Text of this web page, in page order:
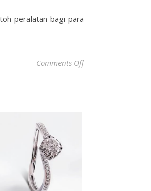
peralatan bagi para
Comments Offon Hal Hal Yang